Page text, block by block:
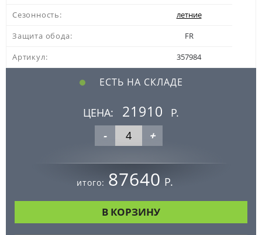
Сезонность:
летние
Защита обода:
FR
Артикул:
357984
ЕСТЬ НА СКЛАДЕ
ЦЕНА: 21910
Р.
-
+
итого: 87640 Р.